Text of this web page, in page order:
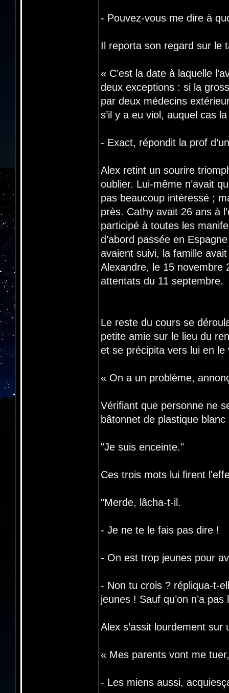
- Pouvez-vous me dire à
Il reporta son regard sur le
« C’est la date à laquelle
deux exceptions : si la
par deux médecins
s’il y a eu viol, auquel cas
- Exact, répondit la prof
Alex retint un sourire
oublier. Lui-même n’avait
pas beaucoup intéressé ;
près. Cathy avait 26 ans à
participé à toutes les
d’abord passée en
avaient suivi, la famille
Alexandre, le 15 novembre
attentats du 11 septembre.
Le reste du cours se
petite amie sur le lieu du
et se précipita vers lui en le
« On a un problème,
Vérifiant que personne ne
bâtonnet de plastique
"Je suis enceinte."
Ces trois mots lui firent
"Merde, lâcha-t-il.
- Je ne te le fais pas dire !
- On est trop jeunes pour
- Non tu crois ? répliqua-t-
jeunes ! Sauf qu’on n’a
Alex s’assit lourdement
« Mes parents vont me
- Les miens aussi,